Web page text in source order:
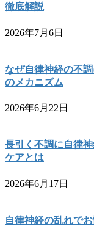
徹底解説
2026年7月6日
なぜ自律神経の不
のメカニズム
2026年6月22日
長引く不調に自律
ケアとは
2026年6月17日
自律神経の乱れで